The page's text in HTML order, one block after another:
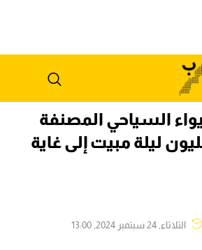
السياحي المصنفة
15,35 مليون ليلة مبيت إلى غاية
الثلاثاء, 24 سبتمبر 2024, 13:00